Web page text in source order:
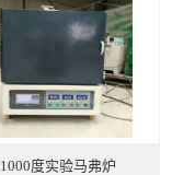
1000度实验马弗炉